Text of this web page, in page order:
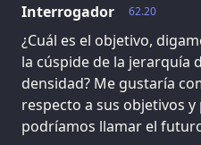
62.20
Interrogador
¿Cuál es el objetivo,
la cúspide de la jerarquía
densidad? Me gustaría
respecto a sus objetivos
podríamos llamar el